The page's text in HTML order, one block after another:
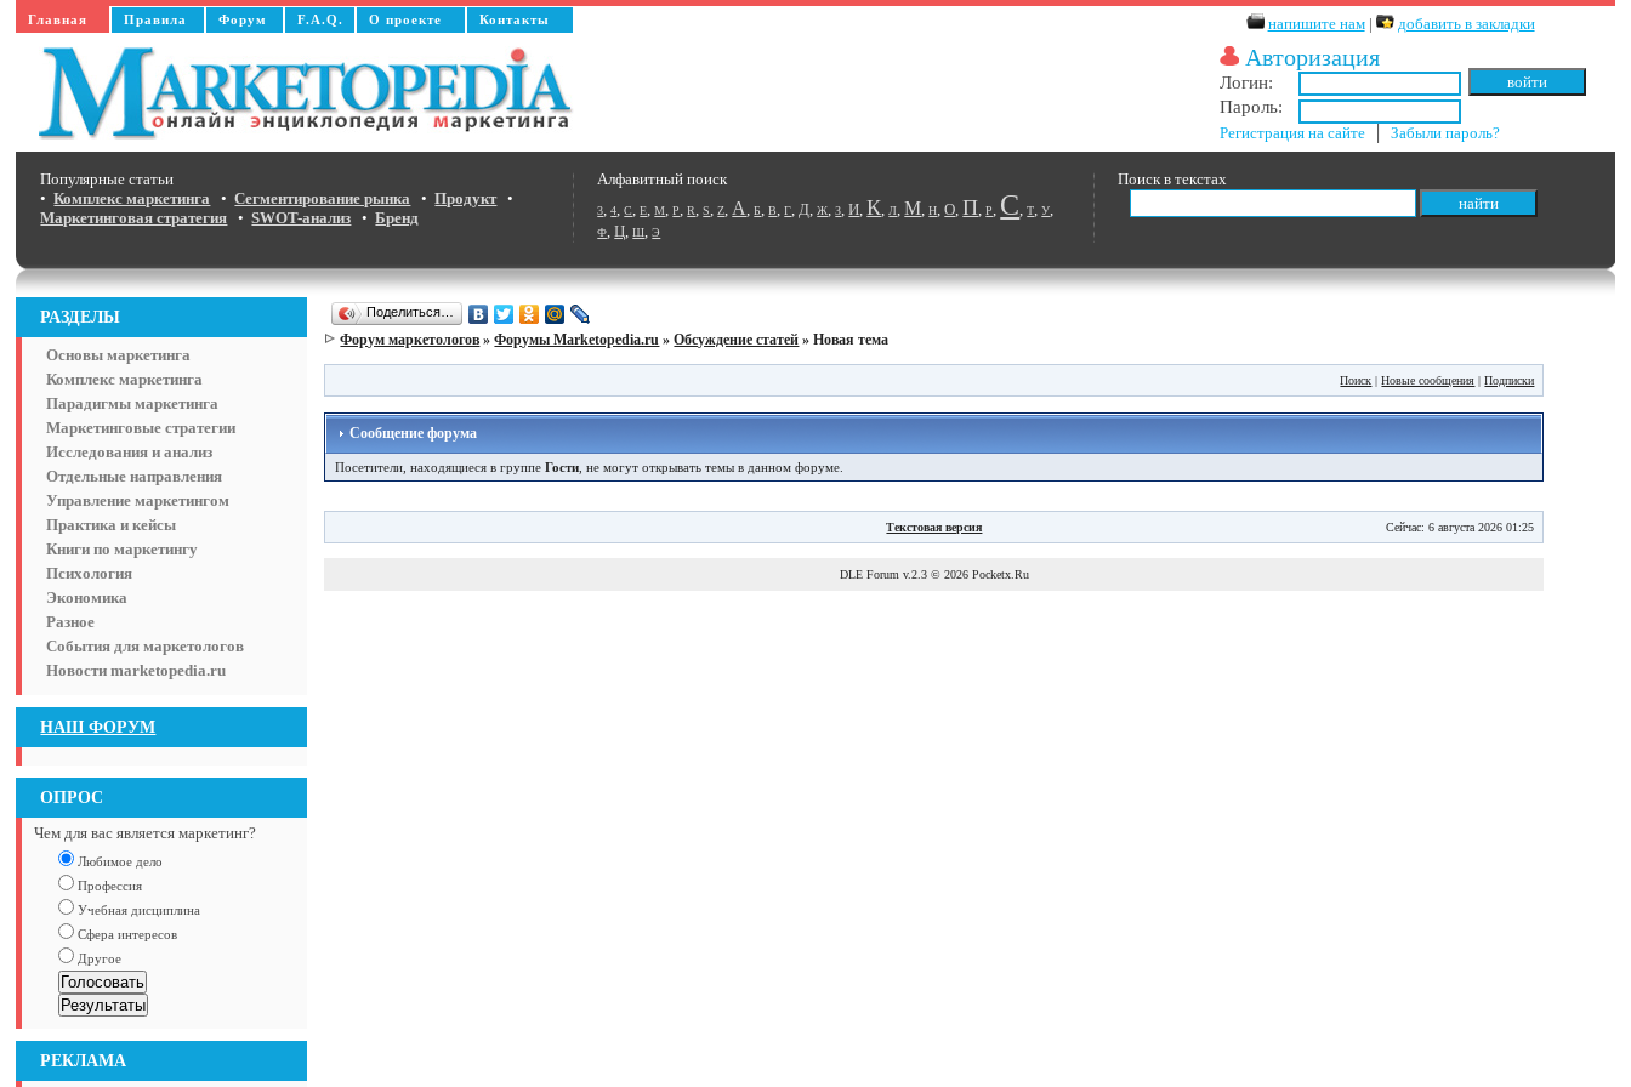
Главная Правила Форум F.A.Q. О проекте Контакты напишите нам| добавить в закладки
Авторизация
Логин:
Пароль:
Регистрация на сайте │Забыли пароль?
Поиск в текстах
Алфавитный поиск
3,4,C,E,M,P,R,S,Z,А,Б,В,Г,Д,Ж,З,И,К,Л,М,Н,О,П,Р, С,Т,У,
Ф,Ц,Ш,Э
Популярные статьи
•Комплекс маркетинга •Сегментирование рынка •Продукт•
Маркетинговая стратегия •SWOT-анализ •Бренд
РАЗДЕЛЫ
Основы маркетинга
Комплекс маркетинга
Парадигмы маркетинга
Маркетинговые стратегии
Исследования и анализ
Отдельные направления
Управление маркетингом
Практика и кейсы
Книги по маркетингу
Психология
Экономика
Разное
События для маркетологов
Новости marketopedia.ru
НАШ ФОРУМ
ОПРОС
Чем для вас является маркетинг?
Любимое дело
Профессия
Учебная дисциплина
Сфера интересов
Другое
РЕКЛАМА
Поделиться…
Форум маркетологов »Форумы Marketopedia.ru »Обсуждение статей » Новая тема
Поиск |Новые сообщения |Подписки
Сообщение форума
Посетители, находящиеся в группеГости , не могут открывать темы в данном форуме.
Текстовая версия Сейчас: 6 августа 2026 01:25
DLE Forum v.2.3 © 2026 Pocketx.Ru